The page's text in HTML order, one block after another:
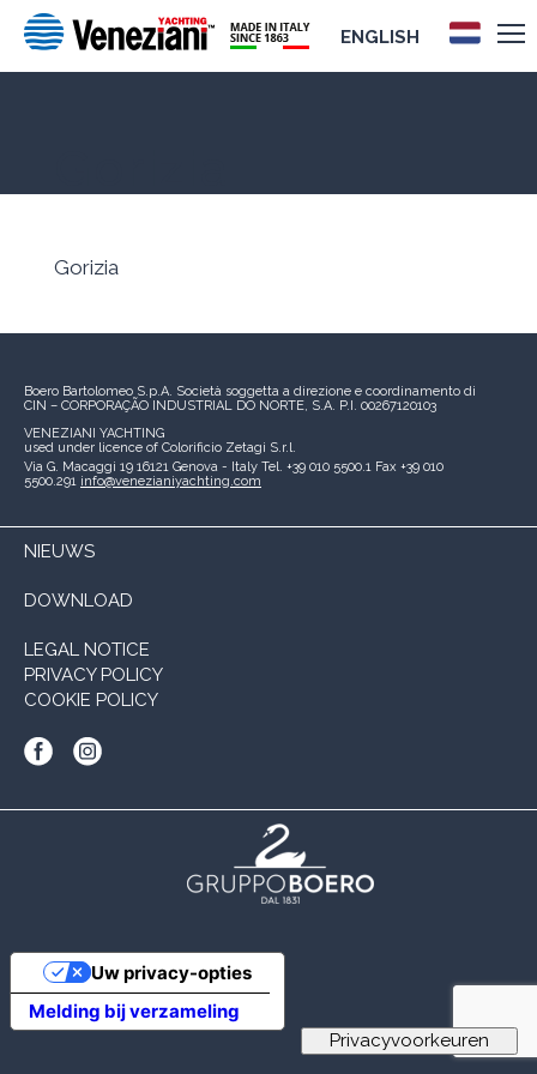
ENGLISH
Gorizia
Boero Bartolomeo S.p.A. Società soggetta a direzione e coordinamento di
CIN – CORPORAÇÃO INDUSTRIAL DO NORTE, S.A. P.I. 00267120103
VENEZIANI YACHTING
used under licence of Colorificio Zetagi S.r.l.
Via G. Macaggi 19 16121 Genova - Italy Tel. +39 010 5500.1 Fax +39 010
5500.291 info@venezianiyachting.com
NIEUWS
DOWNLOAD
LEGAL NOTICE
PRIVACY POLICY
COOKIE POLICY
Melding bij verzameling
Uw privacy-opties